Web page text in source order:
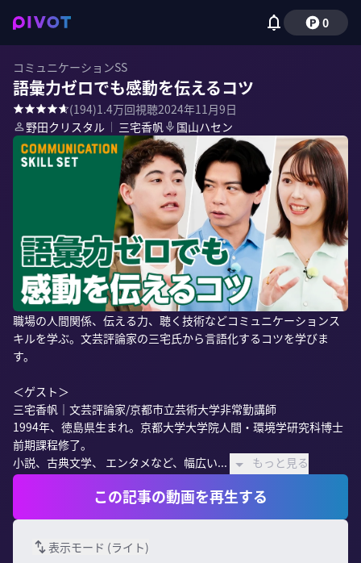
0
コミュニケーションSS
語彙力ゼロでも感動を伝えるコツ
(194)1.4万回視聴2024年11月9日
野田クリスタル ｜ 三宅香帆 国山ハセン
職場の人間関係、伝える力、聴く技術などコミュニケーションス
キルを学ぶ。文芸評論家の三宅氏から言語化するコツを学びま
す。
＜ゲスト＞
三宅香帆｜文芸評論家/京都市立芸術大学非常勤講師
1994年、徳島県生まれ。京都大学大学院人間・環境学研究科博士
前期課程修了。
小説、古典文学、 エンタメなど、幅広い...
もっと見る
この記事の動画を再生する
表示モード (ライト)